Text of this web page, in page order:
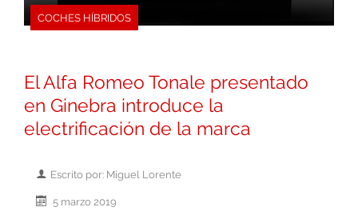
COCHES HÍBRIDOS
El Alfa Romeo Tonale presentado
en Ginebra introduce la
electrificación de la marca
Escrito por: Miguel Lorente
5 marzo 2019